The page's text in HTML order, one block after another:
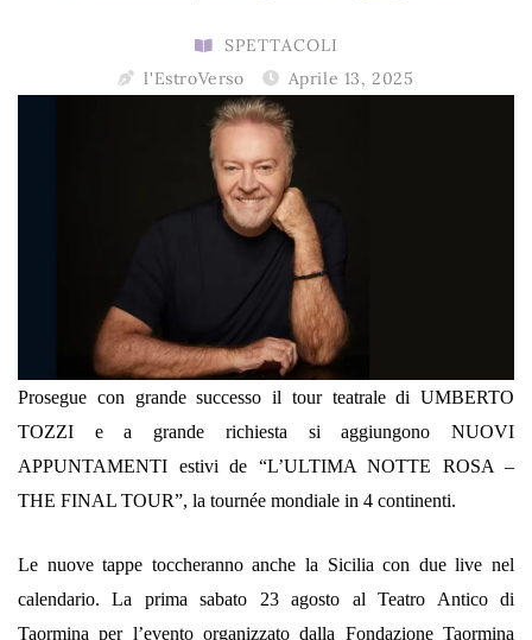
SPETTACOLI
l'EstroVerso
Aprile 13, 2025
Prosegue con grande successo il tour teatrale di UMBERTO
TOZZI e a grande richiesta si aggiungono NUOVI
APPUNTAMENTI estivi de “L’ULTIMA NOTTE ROSA –
THE FINAL TOUR”, la tournée mondiale in 4 continenti.
Le nuove tappe toccheranno anche la Sicilia con due live nel
calendario. La prima sabato 23 agosto al Teatro Antico di
Taormina per l’evento organizzato dalla Fondazione Taormina